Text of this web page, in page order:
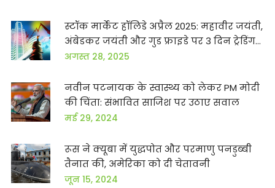
स्टॉक मार्केट हॉलिडे अप्रैल 2025: महावीर जयंती,
अंबेडकर जयंती और गुड फ्राइडे पर 3 दिन ट्रेडिंग
बंद
अगस्त 28, 2025
नवीन पटनायक के स्वास्थ्य को लेकर PM मोदी
की चिंता: संभावित साजिश पर उठाए सवाल
मई 29, 2024
रूस ने क्यूबा में युद्धपोत और परमाणु पनडुब्बी
तैनात की, अमेरिका को दी चेतावनी
जून 15, 2024